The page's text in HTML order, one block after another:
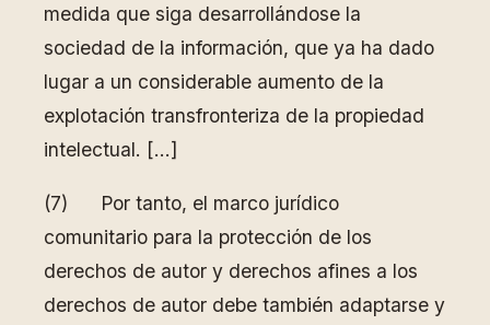
medida que siga desarrollándose la
sociedad de la información, que ya ha dado
lugar a un considerable aumento de la
explotación transfronteriza de la propiedad
intelectual. […]
(7) Por tanto, el marco jurídico
comunitario para la protección de los
derechos de autor y derechos afines a los
derechos de autor debe también adaptarse y